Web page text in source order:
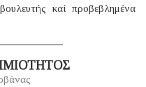
καί προβεβλημένα